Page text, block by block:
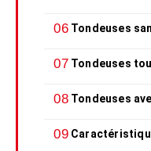
Tondeuses
Tondeuses
Tondeuses